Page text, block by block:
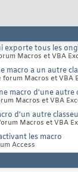
exporte tous les
Macros et VBA
macro a un autre
forum Macros et VBA
macro d'une autre
Macros et VBA
d'un autre
Macros et VBA
les macro
Access